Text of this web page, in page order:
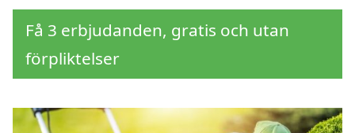
Få 3 erbjudanden, gratis och utan
förpliktelser